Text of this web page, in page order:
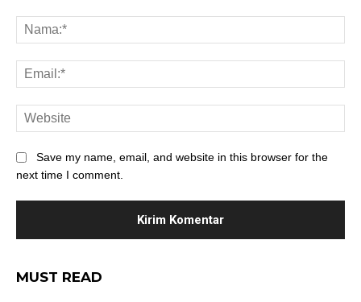
Save my name, email, and website in this browser for the
next time I comment.
MUST READ